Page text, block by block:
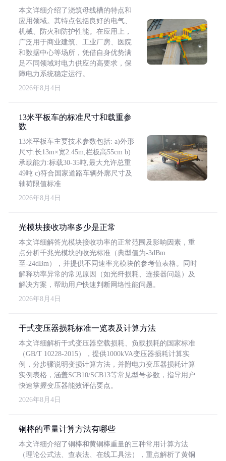
本文详细介绍了浇筑母线槽的特点和
应用领域。其特点包括良好的电气、
机械、防火和防护性能。在应用上，
广泛用于商业建筑、工业厂房、医院
和数据中心等场所，凭借自身优势满
足不同领域对电力供应的高要求，保
障电力系统稳定运行。
2026年8月4日
13米平板车的标准尺寸和载重参
数
13米平板车主要技术参数包括: a)外形
尺寸:长13m×宽2.45m,栏板高55cm b)
承载能力:标载30-35吨,最大允许总重
49吨 c)符合国家道路车辆外廓尺寸及
轴荷限值标准
2026年8月4日
光模块接收功率多少是正常
本文详细解答光模块接收功率的正常范围及影响因素，重
点分析千兆光模块的收光标准（典型值为-3dBm
至-24dBm），并提供不同速率光模块的参考值表格。同时
解释功率异常的常见原因（如光纤损耗、连接器问题）及
解决方案，帮助用户快速判断网络性能问题。
2026年8月4日
干式变压器损耗标准一览表及计算方法
本文详细解析干式变压器空载损耗、负载损耗的国家标准
（GB/T 10228-2015），提供1000kVA变压器损耗计算实
例，分步骤说明变损计算方法，并附电力变压器损耗计算
实例表格，涵盖SCB10/SCB13等常见型号参数，指导用户
快速掌握变压器能效评估要点。
2026年8月4日
铜棒的重量计算方法有哪些
本文详细介绍了铜棒和黄铜棒重量的三种常用计算方法
（理论公式法、查表法、在线工具法），重点解析了黄铜